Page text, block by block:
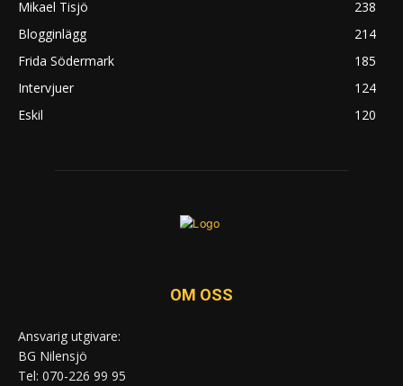
Mikael Tisjö
238
Blogginlägg
214
Frida Södermark
185
Intervjuer
124
Eskil
120
OM OSS
Ansvarig utgivare:
BG Nilensjö
Tel: 070-226 99 95